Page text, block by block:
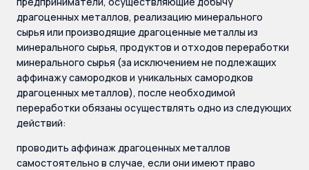
драгоценных металлов, реализацию минерального
сырья или производящие драгоценные металлы из
минерального сырья, продуктов и отходов переработки
минерального сырья (за исключением не подлежащих
аффинажу самородков и уникальных самородков
драгоценных металлов), после необходимой
переработки обязаны осуществлять одно из следующих
действий:
проводить аффинаж драгоценных металлов
самостоятельно в случае, если они имеют право